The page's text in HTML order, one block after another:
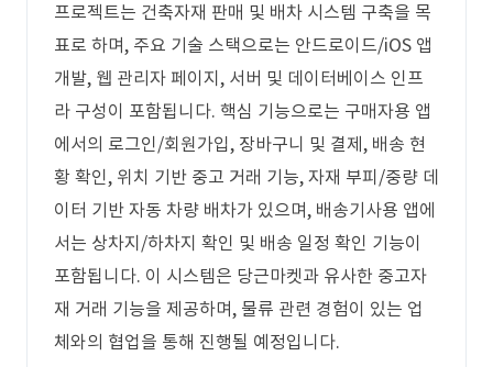
프로젝트는 건축자재 판매 및 배차 시스템 구축을 목
표로 하며, 주요 기술 스택으로는 안드로이드/iOS 앱
개발, 웹 관리자 페이지, 서버 및 데이터베이스 인프
라 구성이 포함됩니다. 핵심 기능으로는 구매자용 앱
에서의 로그인/회원가입, 장바구니 및 결제, 배송 현
황 확인, 위치 기반 중고 거래 기능, 자재 부피/중량 데
이터 기반 자동 차량 배차가 있으며, 배송기사용 앱에
서는 상차지/하차지 확인 및 배송 일정 확인 기능이
포함됩니다. 이 시스템은 당근마켓과 유사한 중고자
재 거래 기능을 제공하며, 물류 관련 경험이 있는 업
체와의 협업을 통해 진행될 예정입니다.